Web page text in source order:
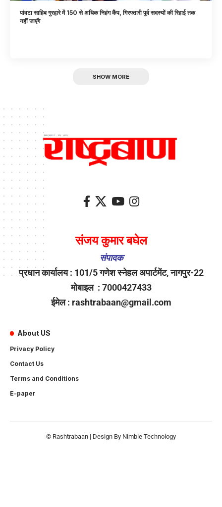
पांवटा साहिब गुरद्वारे में 150 से अधिक निहंग कैंप, गिरफ्तारी पूर्व सदस्यों की रिहाई तक
नहीं जाएंगे
SHOW MORE
संजय कुमार बघेल
संपादक
प्रधान कार्यालय : 101/5 गणेश स्नेहल अपार्टमेंट, नागपुर-22
मोबाइल : 7000427433
ईमेल : rashtrabaan@gmail.com
About US
Privacy Policy
Contact Us
Terms and Conditions
E-paper
© Rashtrabaan | Design By Nimble Technology